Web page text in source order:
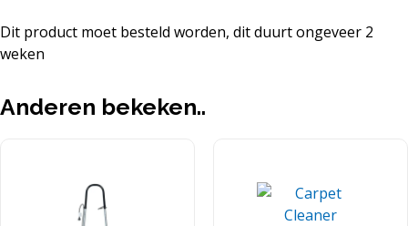
Dit product moet besteld worden, dit duurt ongeveer 2
weken
Anderen bekeken..